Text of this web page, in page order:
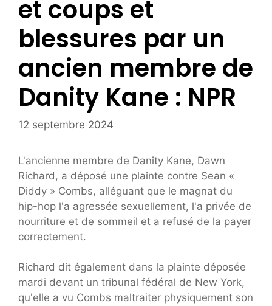
et coups et
blessures par un
ancien membre de
Danity Kane : NPR
12 septembre 2024
L'ancienne membre de Danity Kane, Dawn
Richard, a déposé une plainte contre Sean «
Diddy » Combs, alléguant que le magnat du
hip-hop l'a agressée sexuellement, l'a privée de
nourriture et de sommeil et a refusé de la payer
correctement.
Richard dit également dans la plainte déposée
mardi devant un tribunal fédéral de New York,
qu'elle a vu Combs maltraiter physiquement son